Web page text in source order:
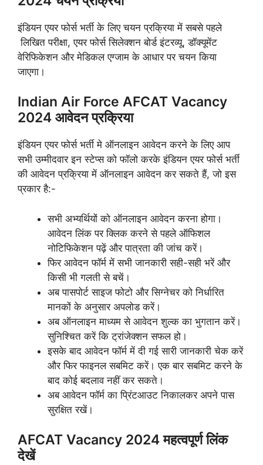
इंडियन एयर फोर्स भर्ती के लिए चयन प्रक्रिया में सबसे पहले
लिखित परीक्षा, एयर फोर्स सिलेक्शन बोर्ड इंटरव्यू, डॉक्यूमेंट
वेरिफिकेशन और मेडिकल एग्जाम के आधार पर चयन किया
जाएगा।
Indian Air Force AFCAT Vacancy
2024 आवेदन प्रक्रिया
इंडियन एयर फोर्स भर्ती मे ऑनलाइन आवेदन करने के लिए आप
सभी उम्मीदवार इन स्टेप्स को फॉलो करके इंडियन एयर फोर्स भर्ती
की आवेदन प्रक्रिया में ऑनलाइन आवेदन कर सकते हैं, जो इस
प्रकार है:-
सभी अभ्यर्थियों को ऑनलाइन आवेदन करना होगा।
आवेदन लिंक पर क्लिक करने से पहले ऑफिशल
नोटिफिकेशन पढ़ें और पात्रता की जांच करें।
फिर आवेदन फॉर्म में सभी जानकारी सही-सही भरें और
किसी भी गलती से बचें।
अब पासपोर्ट साइज फोटो और सिग्नेचर को निर्धारित
मानकों के अनुसार अपलोड करें।
अब ऑनलाइन माध्यम से आवेदन शुल्क का भुगतान करें।
सुनिश्चित करें कि ट्रांजेक्शन सफल हो।
इसके बाद आवेदन फॉर्म में दी गई सारी जानकारी चेक करें
और फिर फाइनल सबमिट करें। एक बार सबमिट करने के
बाद कोई बदलाव नहीं कर सकते।
अब आवेदन फॉर्म का प्रिंटआउट निकालकर अपने पास
सुरक्षित रखें।
AFCAT Vacancy 2024 महत्वपूर्ण लिंक
देखें